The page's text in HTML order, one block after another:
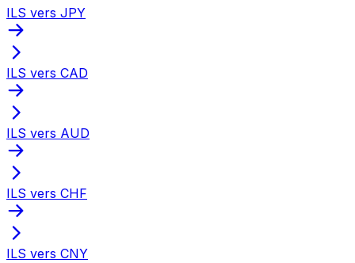
ILS vers JPY
ILS vers CAD
ILS vers AUD
ILS vers CHF
ILS vers CNY